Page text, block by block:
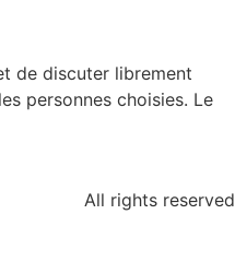
de discuter librement
personnes choisies. Le
All rights reserved